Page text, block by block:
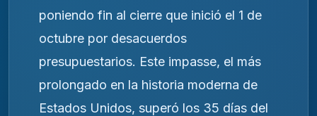
poniendo fin al cierre que inició el 1 de
octubre por desacuerdos
presupuestarios. Este impasse, el más
prolongado en la historia moderna de
Estados Unidos, superó los 35 días del